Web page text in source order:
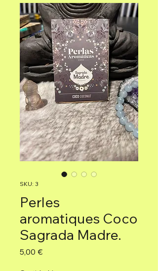
SKU: 3
Perles
aromatiques Coco
Sagrada Madre.
5,00 €Precio